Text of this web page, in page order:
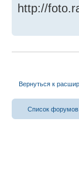
http://
Вернуться к
Список форумов